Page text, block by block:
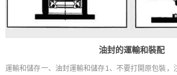
油封的運輸和裝配
運輸和儲存一、油封運輸和儲存1、不要打開原包裝，